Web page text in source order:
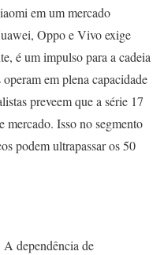
em um mercado
Oppo e Vivo exige
é um impulso para a cadeia
em plena capacidade
preveem que a série 17
mercado. Isso no segmento
podem ultrapassar os 50
A dependência de